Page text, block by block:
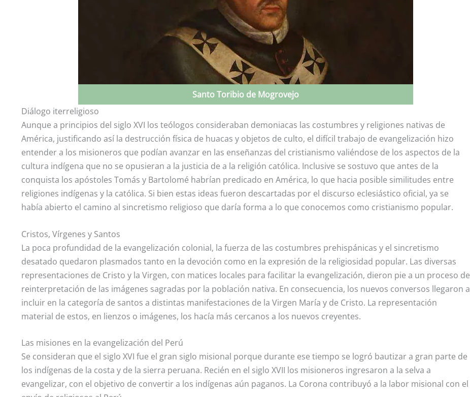
Santo Toribio de Mogrovejo
Diálogo iterreligioso
Aunque a principios del siglo XVI los teólogos consideraban demoniacas las costumbres y religiones nativas de
América, justificando así la destrucción física de huacas y objetos de culto, el difícil trabajo de evangelización hizo
entender a los misioneros que podían avanzar en las enseñanzas del cristianismo valiéndose de los aspectos de la
cultura indígena que no se opusieran a la justicia de a la religión católica. Inclusive se sostuvo que antes de la
conquista los apóstoles Tomás y Bartolomé habrían predicado en América, lo que hacia posible similitudes entre
religiones indígenas y la católica. Si bien estas ideas fueron descartadas por el discurso eclesiástico oficial, ya se
había abierto el camino al sincretismo religioso que daría forma a lo que conocemos como cristianismo popular.
Cristos, Vírgenes y Santos
La poca profundidad de la evangelización colonial, la fuerza de las costumbres prehispánicas y el sincretismo
desatado quedaron plasmados tanto en la devoción como en la expresión de la religiosidad popular. Las diversas
representaciones de Cristo y la Virgen, con matices locales para facilitar la evangelización, dieron pie a un proceso de
reinterpretación de las imágenes sagradas por la población nativa. En consecuencia, los nuevos conversos llegaron a
incluir en la categoría de santos a distintas manifestaciones de la Virgen María y de Cristo. La representación
material de estos, en lienzos o imágenes, los hacía más cercanos a los nuevos creyentes.
Las misiones en la evangelización del Perú
Se consideran que el siglo XVI fue el gran siglo misional porque durante ese tiempo se logró bautizar a gran parte de
los indígenas de la costa y de la sierra peruana. Recién en el siglo XVII los misioneros ingresaron a la selva a
evangelizar, con el objetivo de convertir a los indígenas aún paganos. La Corona contribuyó a la labor misional con el